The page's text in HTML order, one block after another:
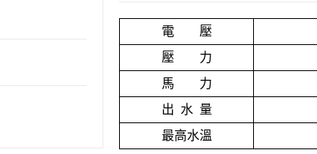
電 壓
壓 力
馬 力
出 水 量
最高水溫